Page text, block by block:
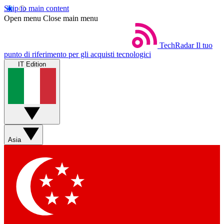
Skip to main content
Open menu Close main menu
TechRadar Il tuo
punto di riferimento per gli acquisti tecnologici
IT Edition
Asia